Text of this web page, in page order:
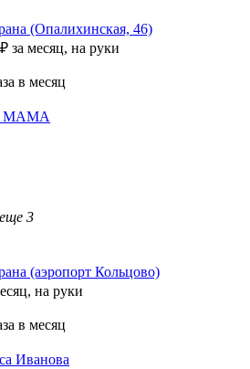
(Опалихинская, 46)
₽ за месяц, на руки
в месяц
МАМА
3
(аэропорт Кольцово)
на руки
в месяц
Иванова